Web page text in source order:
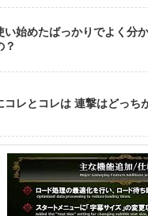
い始めたばっかりでよく
？
コレとコレは 連撃はどっち